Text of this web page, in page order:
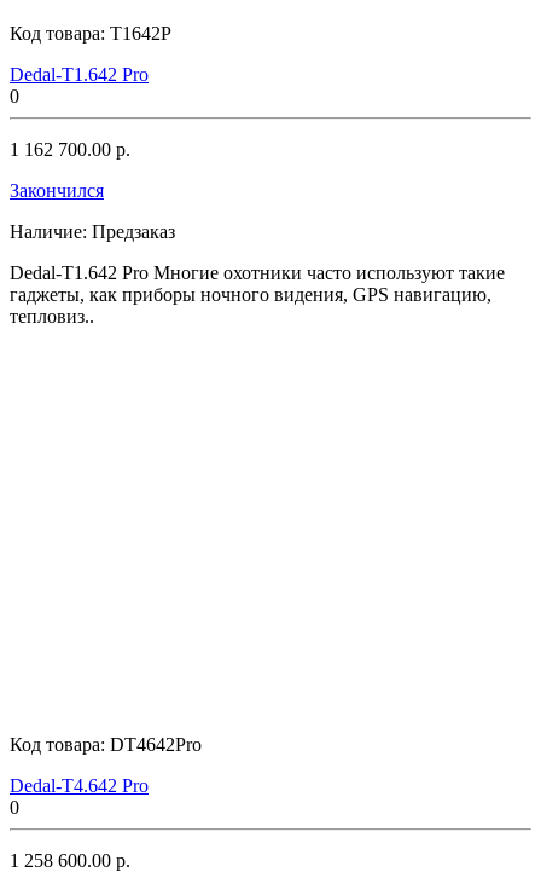
Код товара: T1642P
Dedal-T1.642 Pro
0
1 162 700.00 р.
Закончился
Наличие: Предзаказ
Dedal-T1.642 Pro Многие охотники часто используют такие
гаджеты, как приборы ночного видения, GPS навигацию,
тепловиз..
Код товара: DT4642Pro
Dedal-T4.642 Pro
0
1 258 600.00 р.